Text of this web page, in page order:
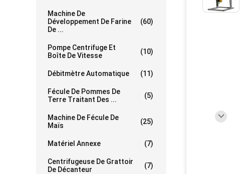
Machine De
Développement De Farine
De ...
(60)
Pompe Centrifuge Et
Boîte De Vitesse
(10)
Débitmètre Automatique (11)
Fécule De Pommes De
Terre Traitant Des ...
(5)
Machine De Fécule De
Maïs
(25)
Matériel Annexe (7)
Centrifugeuse De Grattoir
De Décanteur
(7)